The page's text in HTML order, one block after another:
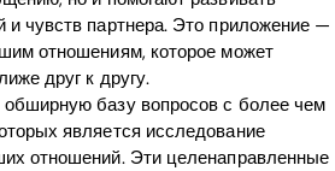
и чувств партнера. Это приложение —
отношениям, которое может
друг к другу.
базу вопросов с более чем
является исследование
отношений. Эти целенаправленные